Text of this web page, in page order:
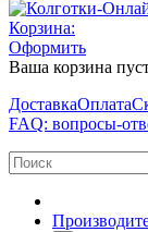
Корзина:
Оформить
Ваша корзина
ДоставкаОплата
FAQ: вопросы-